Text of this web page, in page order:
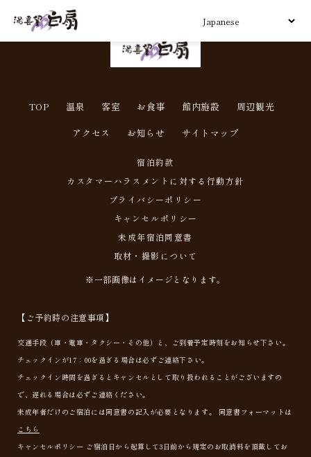
TOP 温泉 客室 お食事 館内施設
周辺観光
アクセス
お知らせ サイトマップ
宿泊約款
カスタマーハラスメントに対する行動方針
プライバシーポリシー
キャンセルポリシー
未成年宿泊同意書
取材・撮影について
※一部画像はイメージとなります。
【ご予約時の注意事項】
交通手段（車・電車・タクシー・その他）と、ご到着予定時刻をお知らせ下さい。
チェックインが17：00を過ぎる場合は必ずご連絡下さい。
チェックイン時間を過ぎるとキャンセルとして取り扱われることがございますの
で、遅れる場合は必ずご連絡ください。
未成年者だけのご宿泊には同意書の記入が必要となります。 同意書フォーマットは
こちら
キャンセルポリシー ご宿泊日から起算して3日前から規定のお取消料を頂戴してお